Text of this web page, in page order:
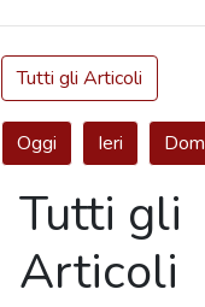
Tutti gli Articoli
Oggi Ieri
Tutti gli
Articoli